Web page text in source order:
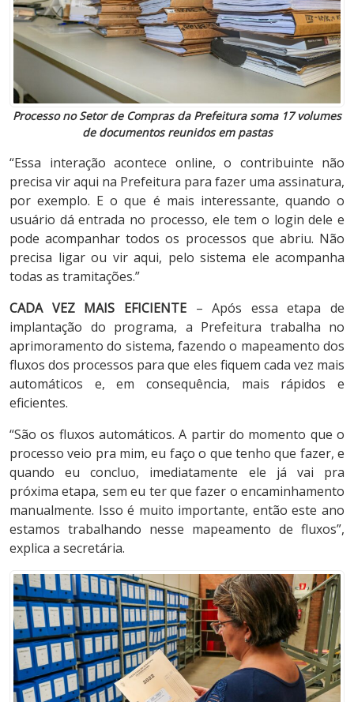
Processo no Setor de Compras da Prefeitura soma 17 volumes
de documentos reunidos em pastas
“Essa interação acontece online, o contribuinte não
precisa vir aqui na Prefeitura para fazer uma assinatura,
por exemplo. E o que é mais interessante, quando o
usuário dá entrada no processo, ele tem o login dele e
pode acompanhar todos os processos que abriu. Não
precisa ligar ou vir aqui, pelo sistema ele acompanha
todas as tramitações.”
CADA VEZ MAIS EFICIENTE– Após essa etapa de
implantação do programa, a Prefeitura trabalha no
aprimoramento do sistema, fazendo o mapeamento dos
fluxos dos processos para que eles fiquem cada vez mais
automáticos e, em consequência, mais rápidos e
eficientes.
“São os fluxos automáticos. A partir do momento que o
processo veio pra mim, eu faço o que tenho que fazer, e
quando eu concluo, imediatamente ele já vai pra
próxima etapa, sem eu ter que fazer o encaminhamento
manualmente. Isso é muito importante, então este ano
estamos trabalhando nesse mapeamento de fluxos”,
explica a secretária.